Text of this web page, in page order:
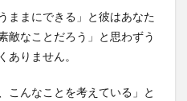
ままにできる」と彼はあなた
敵なことだろう」と思わずう
ありません。
こんなことを考えている」と